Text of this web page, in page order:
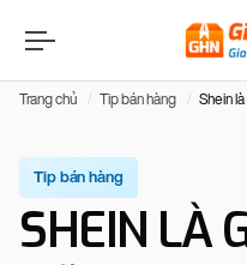
Trang chủ Tip bán hàng Shein
Tip bán hàng
SHEIN LÀ